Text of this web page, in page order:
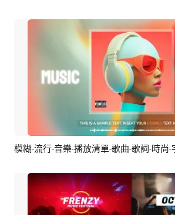
預覽 AI剪同款